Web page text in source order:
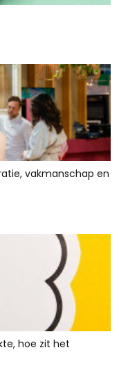
vakmanschap en
hoe zit het